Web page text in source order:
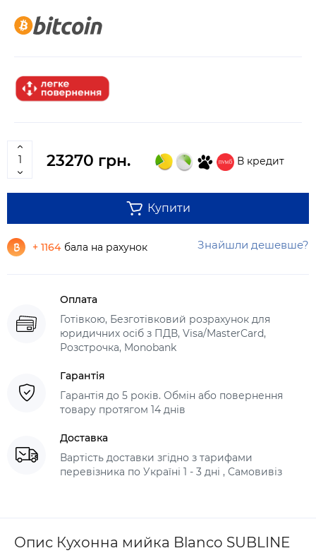
23270 грн. В кредит
Купити
+ 1164 бала на рахунок Знайшли дешевше?
Оплата
Готівкою, Безготівковий розрахунок для
юридичних осіб з ПДВ, Visa/MasterCard,
Розстрочка, Monobank
Гарантія
Гарантія до 5 років. Обмін або повернення
товару протягом 14 днів
Доставка
Вартість доставки згідно з тарифами
перевізника по Україні 1 - 3 дні , Самовивіз
Опис Кухонна мийка Blanco SUBLINE